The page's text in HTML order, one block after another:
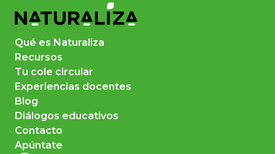
Qué es Naturaliza
Recursos
Tu cole circular
Experiencias docentes
Blog
Diálogos educativos
Contacto
Apúntate